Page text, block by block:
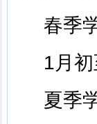
春季
1月
夏季